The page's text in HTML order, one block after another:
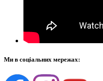
Ми в соціальних мережах: